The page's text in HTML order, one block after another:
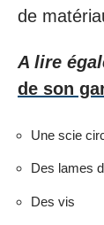
de
A lire
de son
Une scie
Des lames
Des vis